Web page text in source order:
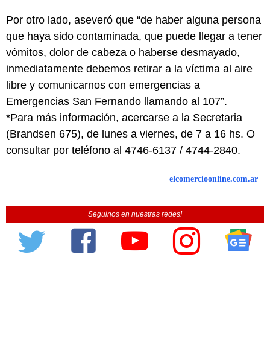
Por otro lado, aseveró que “de haber alguna persona
que haya sido contaminada, que puede llegar a tener
vómitos, dolor de cabeza o haberse desmayado,
inmediatamente debemos retirar a la víctima al aire
libre y comunicarnos con emergencias a
Emergencias San Fernando llamando al 107”.
*Para más información, acercarse a la Secretaria
(Brandsen 675), de lunes a viernes, de 7 a 16 hs. O
consultar por teléfono al 4746-6137 / 4744-2840.
elcomercioonline.com.ar
Seguinos en nuestras redes!